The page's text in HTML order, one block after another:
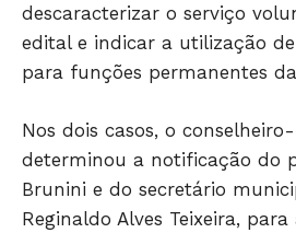
descaracterizar o serviço
edital e indicar a utilização
para funções permanentes
Nos dois casos, o
determinou a notificação do
Brunini e do secretário
Reginaldo Alves Teixeira,